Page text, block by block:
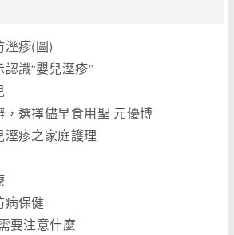
溼疹(圖)
識“嬰兒溼疹”
，選擇儘早食用聖 元優博
溼疹之家庭護理
病保健
要注意什麼